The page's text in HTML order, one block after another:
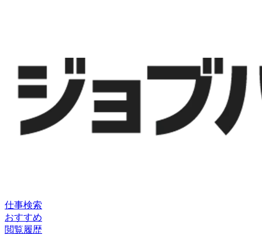
仕事検索
おすすめ
閲覧履歴